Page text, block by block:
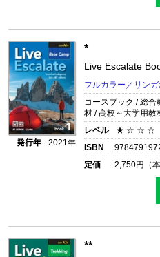
発行年 2021年
*
Live Escalate
フルカラー／リン
コースブック / 総
材 / 高校～大学用教
レベル
★ ☆ ☆ ☆（
ISBN
定価
2,750円（
**